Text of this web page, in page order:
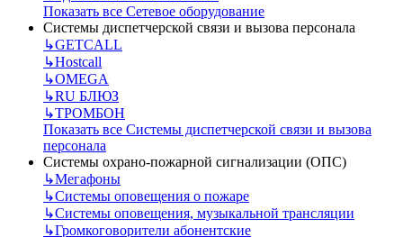
Показать все Сетевое оборудование
Системы диспетчерской связи и вызова персонала
↳GETCALL
↳Hostcall
↳OMEGA
↳RU БЛЮЗ
↳ТРОМБОН
Показать все Системы диспетчерской связи и вызова
персонала
Системы охрано-пожарной сигнализации (ОПС)
↳Мегафоны
↳Системы оповещения о пожаре
↳Системы оповещения, музыкальной трансляции
↳Громкоговорители абонентские